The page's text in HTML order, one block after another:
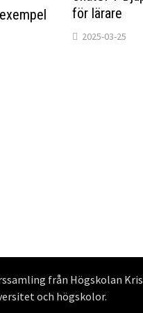
för lärare
2025-03-25
från Högskolan
och högskolor.